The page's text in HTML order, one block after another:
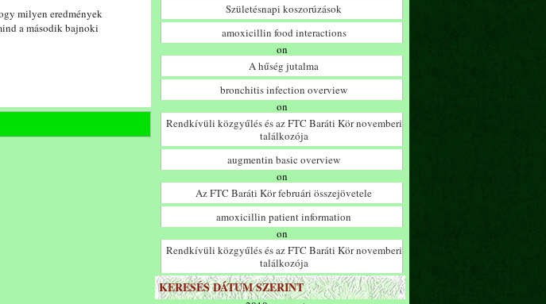
milyen eredmények
a második bajnoki
Születésnapi koszorúzások
amoxicillin food interactions
on
A hűség jutalma
bronchitis infection overview
on
Rendkívüli közgyűlés és az FTC Baráti Kör novemberi
találkozója
augmentin basic overview
on
Az FTC Baráti Kör februári összejövetele
amoxicillin patient information
on
Rendkívüli közgyűlés és az FTC Baráti Kör novemberi
találkozója
KERESÉS DÁTUM SZERINT